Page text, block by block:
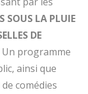
SOUS LA PLUIE
DE
Un programme
ainsi que
comédies